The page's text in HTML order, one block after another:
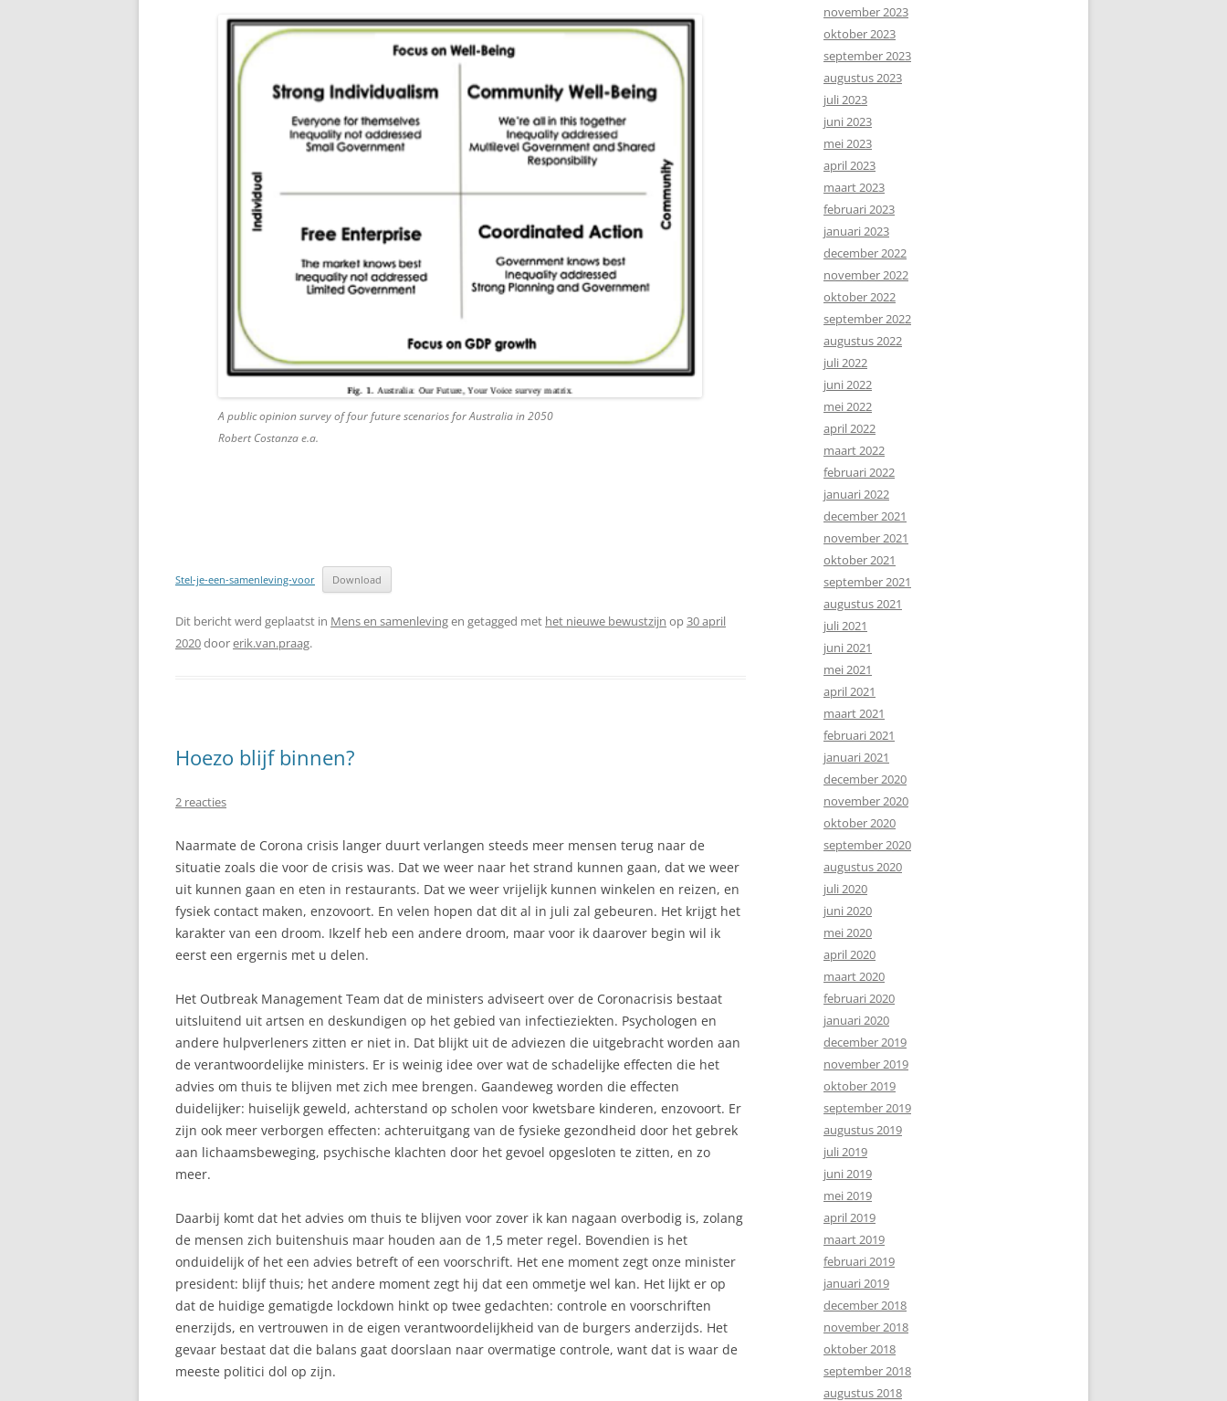
A public opinion survey of four future scenarios for Australia in 2050
Robert Costanza e.a.
Stel-je-een-samenleving-voor Download
Dit bericht werd geplaatst in Mens en samenlevingen getagged met het nieuwe bewustzijn op30 april
2020doorerik.van.praag.
Hoezo blijf binnen?
2 reacties
Naarmate de Corona crisis langer duurt verlangen steeds meer mensen terug naar de
situatie zoals die voor de crisis was. Dat we weer naar het strand kunnen gaan, dat we weer
uit kunnen gaan en eten in restaurants. Dat we weer vrijelijk kunnen winkelen en reizen, en
fysiek contact maken, enzovoort. En velen hopen dat dit al in juli zal gebeuren. Het krijgt het
karakter van een droom. Ikzelf heb een andere droom, maar voor ik daarover begin wil ik
eerst een ergernis met u delen.
Het Outbreak Management Team dat de ministers adviseert over de Coronacrisis bestaat
uitsluitend uit artsen en deskundigen op het gebied van infectieziekten. Psychologen en
andere hulpverleners zitten er niet in. Dat blijkt uit de adviezen die uitgebracht worden aan
de verantwoordelijke ministers. Er is weinig idee over wat de schadelijke effecten die het
advies om thuis te blijven met zich mee brengen. Gaandeweg worden die effecten
duidelijker: huiselijk geweld, achterstand op scholen voor kwetsbare kinderen, enzovoort. Er
zijn ook meer verborgen effecten: achteruitgang van de fysieke gezondheid door het gebrek
aan lichaamsbeweging, psychische klachten door het gevoel opgesloten te zitten, en zo
meer.
Daarbij komt dat het advies om thuis te blijven voor zover ik kan nagaan overbodig is, zolang
de mensen zich buitenshuis maar houden aan de 1,5 meter regel. Bovendien is het
onduidelijk of het een advies betreft of een voorschrift. Het ene moment zegt onze minister
president: blijf thuis; het andere moment zegt hij dat een ommetje wel kan. Het lijkt er op
dat de huidige gematigde lockdown hinkt op twee gedachten: controle en voorschriften
enerzijds, en vertrouwen in de eigen verantwoordelijkheid van de burgers anderzijds. Het
gevaar bestaat dat die balans gaat doorslaan naar overmatige controle, want dat is waar de
meeste politici dol op zijn.
november 2023
oktober 2023
september 2023
augustus 2023
juli 2023
juni 2023
mei 2023
april 2023
maart 2023
februari 2023
januari 2023
december 2022
november 2022
oktober 2022
september 2022
augustus 2022
juli 2022
juni 2022
mei 2022
april 2022
maart 2022
februari 2022
januari 2022
december 2021
november 2021
oktober 2021
september 2021
augustus 2021
juli 2021
juni 2021
mei 2021
april 2021
maart 2021
februari 2021
januari 2021
december 2020
november 2020
oktober 2020
september 2020
augustus 2020
juli 2020
juni 2020
mei 2020
april 2020
maart 2020
februari 2020
januari 2020
december 2019
november 2019
oktober 2019
september 2019
augustus 2019
juli 2019
juni 2019
mei 2019
april 2019
maart 2019
februari 2019
januari 2019
december 2018
november 2018
oktober 2018
september 2018
augustus 2018